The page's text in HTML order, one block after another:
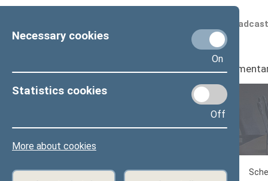
Necessary cookies
On
Statistics cookies
Off
More about cookies
Scheduled
Seimas I
Sitting in progress Plenary sittings